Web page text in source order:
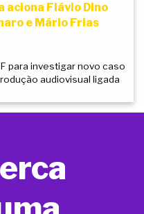
aciona Flávio Dino
e Mário Frias
para investigar novo caso
audiovisual ligada